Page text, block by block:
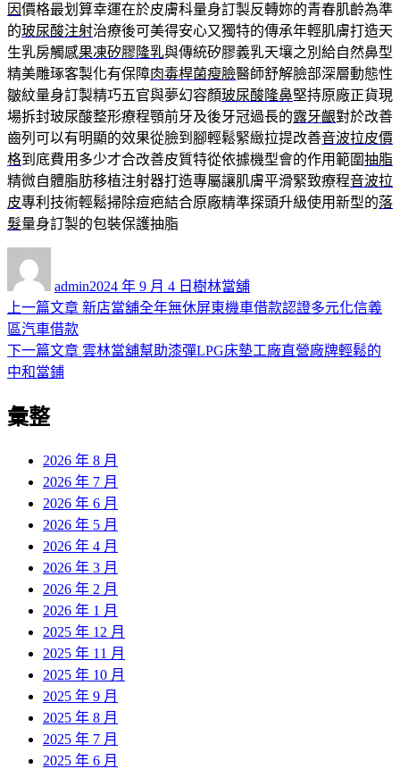
因價格最划算幸運在於皮膚科量身訂製反轉妳的青春肌齡為準
的玻尿酸注射治療後可美得安心又獨特的傳承年輕肌膚打造天
生乳房觸感果凍矽膠隆乳與傳統矽膠義乳天壤之別給自然鼻型
精美雕琢客製化有保障肉毒桿菌瘦臉醫師舒解臉部深層動態性
皺紋量身訂製精巧五官與夢幻容顏玻尿酸隆鼻堅持原廠正貨現
場拆封玻尿酸整形療程顎前牙及後牙冠過長的露牙齦對於改善
齒列可以有明顯的效果從臉到腳輕鬆緊緻拉提改善音波拉皮價
格到底費用多少才合改善皮質特從依據機型會的作用範圍抽脂
精微自體脂肪移植注射器打造專屬讓肌膚平滑緊致療程音波拉
皮專利技術輕鬆掃除痘疤結合原廠精準探頭升級使用新型的落
髮量身訂製的包裝保護抽脂
admin佈
日
2024 年 9 月 4 日 類
樹林當舖
文
章
導
覽
上一篇文章 上
篇
新店當舖全年無休屏東機車借款認證多元化信義
區汽車借款
下一篇文章 下
雲林當舖幫助漆彈LPG床墊工廠直營廠牌輕鬆的
中和當鋪
彙整
2026 年 8 月
2026 年 7 月
2026 年 6 月
2026 年 5 月
2026 年 4 月
2026 年 3 月
2026 年 2 月
2026 年 1 月
2025 年 12 月
2025 年 11 月
2025 年 10 月
2025 年 9 月
2025 年 8 月
2025 年 7 月
2025 年 6 月